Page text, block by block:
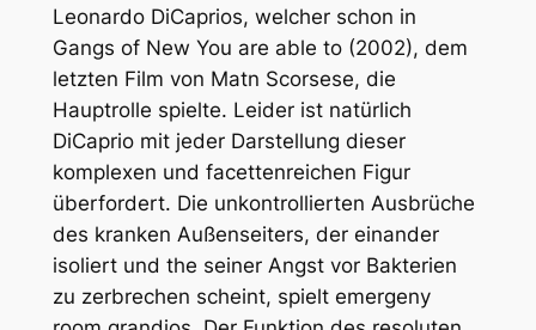
Leonardo DiCaprios, welcher schon in
Gangs of New You are able to (2002), dem
letzten Film von Matn Scorsese, die
Hauptrolle spielte. Leider ist natürlich
DiCaprio mit jeder Darstellung dieser
komplexen und facettenreichen Figur
überfordert. Die unkontrollierten Ausbrüche
des kranken Außenseiters, der einander
isoliert und the seiner Angst vor Bakterien
zu zerbrechen scheint, spielt emergeny